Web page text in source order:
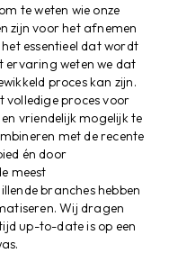
te weten wie onze
zijn voor het afnemen
essentieel dat wordt
ervaring weten we dat
proces kan zijn.
volledige proces voor
vriendelijk mogelijk te
met de recente
én door
meest
branches hebben
Wij dragen
up-to-date is op een